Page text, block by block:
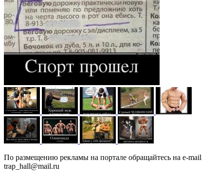
По размещению рекламы на портале обращайтесь на e-mail
trap_hall@mail.ru